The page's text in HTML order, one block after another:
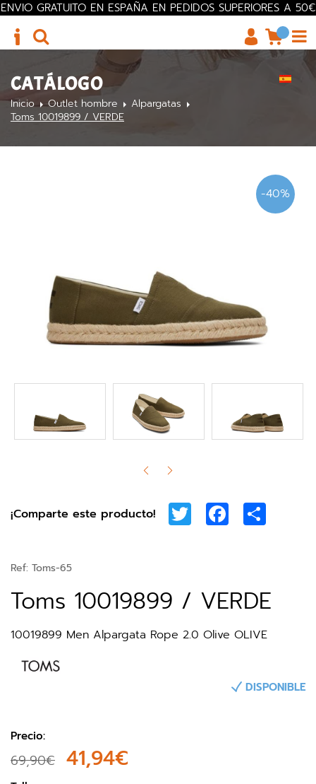
ENVIO GRATUITO EN ESPAÑA EN PEDIDOS SUPERIORES A 50€
CATÁLOGO
Inicio Outlet hombre
Alpargatas
Toms 10019899 / VERDE
-40%
¡Comparte este producto! Twitter Facebook
Ref: Toms-65
Toms 10019899 / VERDE
10019899 Men Alpargata Rope 2.0 Olive OLIVE
DISPONIBLE
Precio:
69,90€ 41,94€